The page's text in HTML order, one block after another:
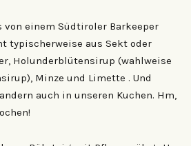
von einem Südtiroler Barkeeper
typischerweise aus Sekt oder
Holunderblütensirup (wahlweise
Minze und Limette . Und
auch in unseren Kuchen. Hm,